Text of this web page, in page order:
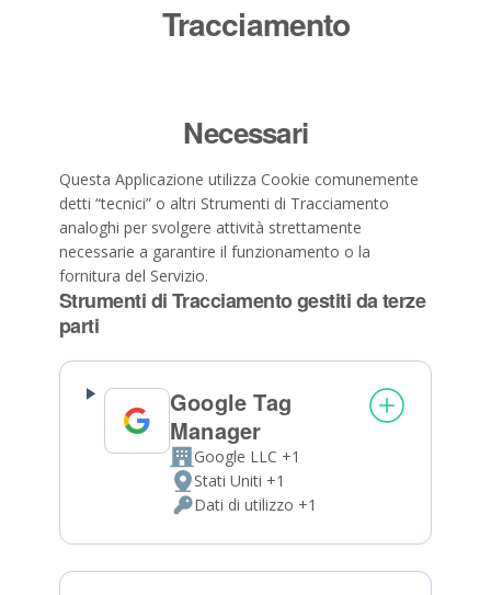
Tracciamento
Necessari
Questa Applicazione utilizza Cookie comunemente
detti “tecnici” o altri Strumenti di Tracciamento
analoghi per svolgere attività strettamente
necessarie a garantire il funzionamento o la
fornitura del Servizio.
Strumenti di Tracciamento gestiti da terze
parti
Google Tag
Manager
Azienda:
Google LLC +1
Luogo
del
trattamento:
Stati Uniti +1
Dati
Personali
Dati di utilizzo +1